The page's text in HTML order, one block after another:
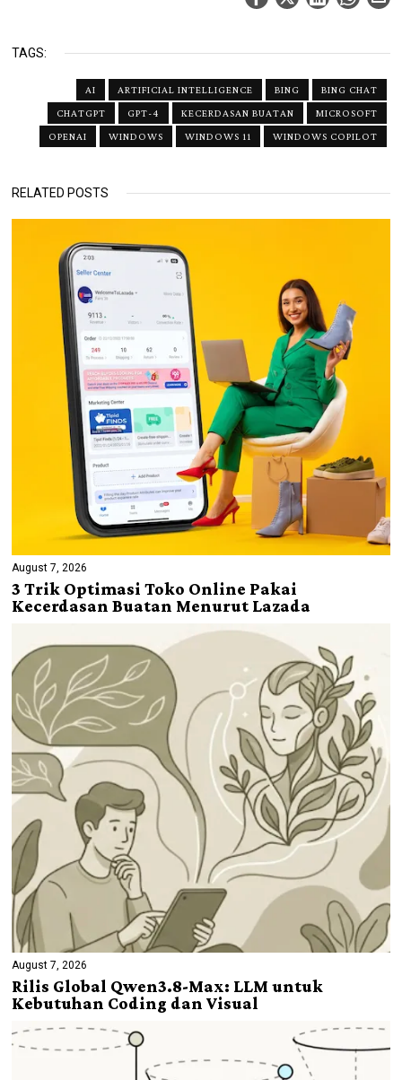
TAGS:
AI ARTIFICIAL INTELLIGENCE BING
BING CHAT
CHATGPT
GPT-4 KECERDASAN BUATAN
MICROSOFT
OPENAI
WINDOWS WINDOWS 11 WINDOWS COPILOT
RELATED POSTS
August 7, 2026
3 Trik Optimasi Toko Online Pakai
Kecerdasan Buatan Menurut Lazada
August 7, 2026
Rilis Global Qwen3.8-Max: LLM untuk
Kebutuhan Coding dan Visual